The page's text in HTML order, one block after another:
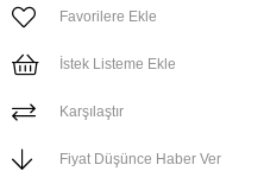
Favorilere Ekle
İstek Listeme Ekle
Karşılaştır
Fiyat Düşünce Haber Ver